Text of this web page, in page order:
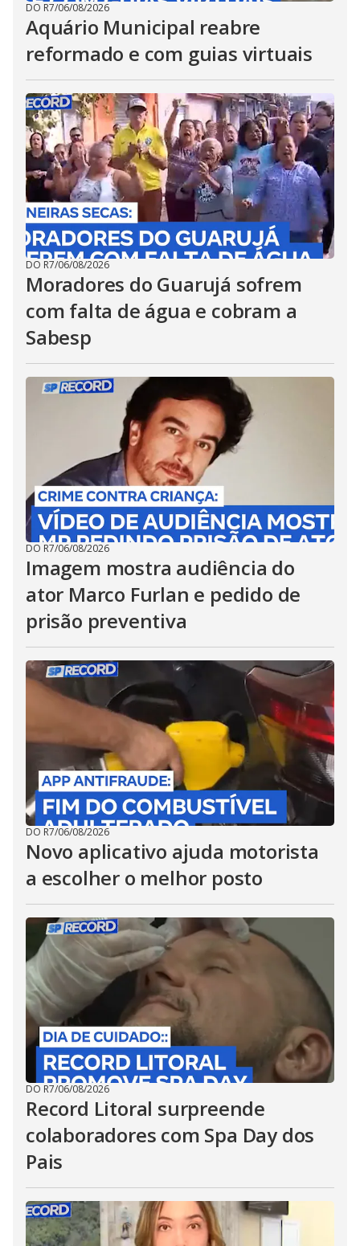
DO R7/06/08/2026
Aquário Municipal reabre
reformado e com guias virtuais
DO R7/06/08/2026
Moradores do Guarujá sofrem
com falta de água e cobram a
Sabesp
DO R7/06/08/2026
Imagem mostra audiência do
ator Marco Furlan e pedido de
prisão preventiva
DO R7/06/08/2026
Novo aplicativo ajuda motorista
a escolher o melhor posto
DO R7/06/08/2026
Record Litoral surpreende
colaboradores com Spa Day dos
Pais